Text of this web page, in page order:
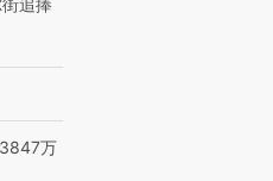
视线｜被称为“蟑螂”的印
追捧
万